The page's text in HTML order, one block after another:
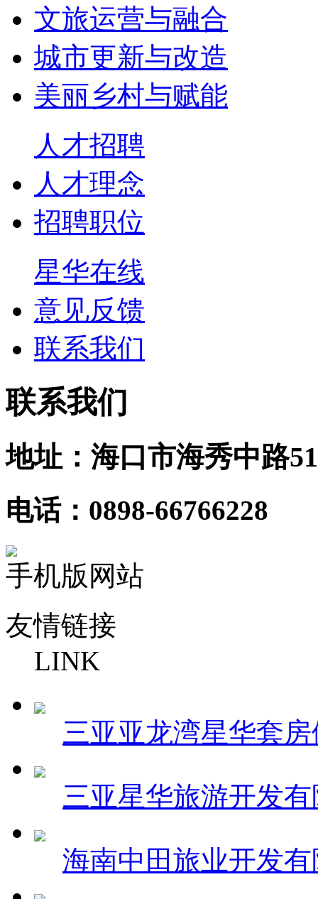
文旅运营与融合
城市更新与改造
美丽乡村与赋能
人才招聘
人才理念
招聘职位
星华在线
意见反馈
联系我们
联系我们
地址：海口市海秀中路
电话：0898-66766228
手机版网站
友情链接
LINK
三亚亚龙湾星华套
三亚星华旅游开发
海南中田旅业开发